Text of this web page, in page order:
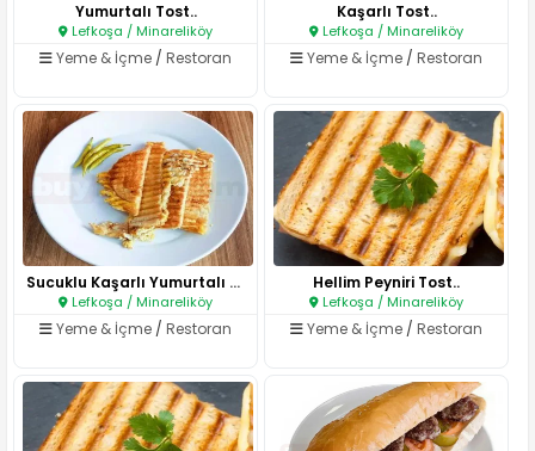
Yumurtalı Tost..
Lefkoşa / Minareliköy
Yeme & İçme / Restoran
Kaşarlı Tost..
Lefkoşa / Minareliköy
Yeme & İçme /Restoran
Sucuklu Kaşarlı Yumurtalı Tost..
Lefkoşa / Minareliköy
Yeme & İçme / Restoran
Hellim Peyniri Tost..
Lefkoşa / Minareliköy
Yeme & İçme /Restoran